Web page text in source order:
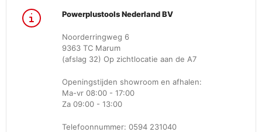
Powerplustools Nederland BV
Noorderringweg 6
9363 TC Marum
(afslag 32) Op zichtlocatie aan de A7
Openingstijden showroom en afhalen:
Ma-vr 08:00 - 17:00
Za 09:00 - 13:00
Telefoonnummer: 0594 231040